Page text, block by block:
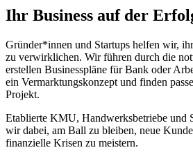
Ihr Business auf der
Gründer*innen und Startups helfen wir,
zu verwirklichen. Wir führen durch die
erstellen Businesspläne für Bank oder
ein Vermarktungskonzept und finden
Projekt.
Etablierte KMU, Handwerksbetriebe und
wir dabei, am Ball zu bleiben, neue
finanzielle Krisen zu meistern.